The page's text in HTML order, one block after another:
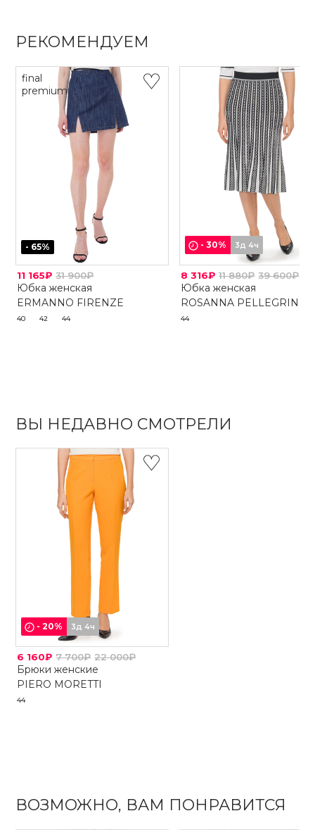
РЕКОМЕНДУЕМ
final
premium
- 65%
11 165₽ 31 900₽
Юбка женская
ERMANNO FIRENZE
40 42 44
-30% 3д 4ч
8 316₽ 11 880₽ 39 600₽
Юбка женская
ROSANNA PELLEGRINI
44
ВЫ НЕДАВНО СМОТРЕЛИ
-20% 3д 4ч
6 160₽ 7 700₽ 22 000₽
Брюки женские
PIERO MORETTI
44
ВОЗМОЖНО, ВАМ ПОНРАВИТСЯ